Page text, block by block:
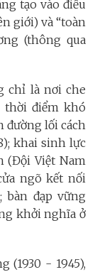
tạo vào điều
giới) và “toàn
(thông qua
chỉ là nơi che
thời điểm khó
đường lối cách
khai sinh lực
(Đội Việt Nam
ngõ kết nối
bàn đạp vững
khởi nghĩa ở
(1930 - 1945),